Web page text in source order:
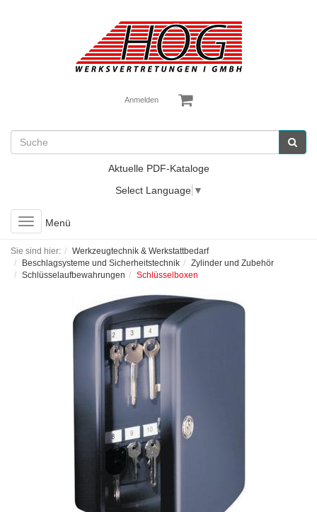
Anmelden
Aktuelle PDF-Kataloge
Select Language ▼
Toggle
navigation
Menü
Sie sind hier:
Werkzeugtechnik & Werkstattbedarf
Beschlagsysteme und Sicherheitstechnik
Zylinder und Zubehör
Schlüsselaufbewahrungen
Schlüsselboxen